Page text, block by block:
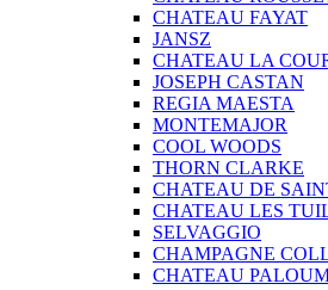
CHATEAU FAYAT
JANSZ
CHATEAU LA
JOSEPH CASTAN
REGIA MAESTA
MONTEMAJOR
COOL WOODS
THORN CLARKE
CHATEAU DE
CHATEAU LES
SELVAGGIO
CHAMPAGNE
CHATEAU